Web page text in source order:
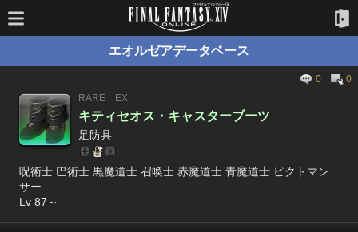
エオルゼアデータベース
0
0
RARE
EX
キティセオス・キャスターブーツ
足防具
呪術士 巴術士 黒魔道士 召喚士 赤魔道士 青魔道士 ピクトマン
サー
Lv 87～